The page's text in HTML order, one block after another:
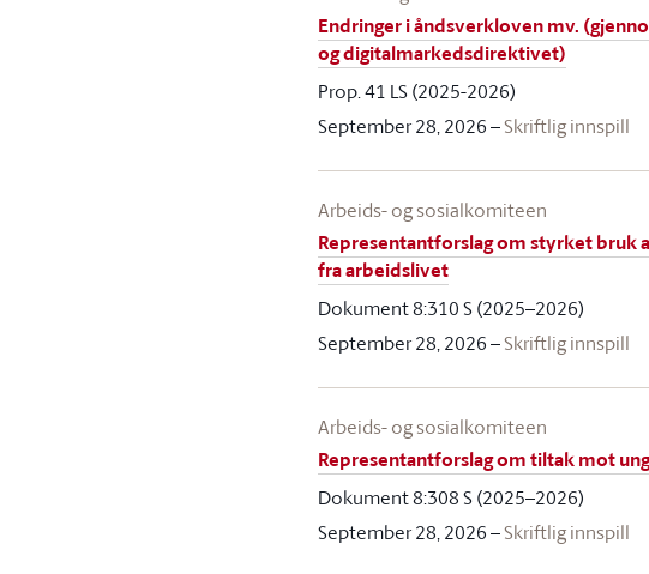
Endringer i åndsverkloven mv.
og digitalmarkedsdirektivet)
Prop. 41 LS (2025-2026)
September 28, 2026–Skriftlig innspill
Arbeids- og sosialkomiteen
Representantforslag om styrket bruk
fra arbeidslivet
Dokument 8:310 S (2025–2026)
September 28, 2026–Skriftlig innspill
Arbeids- og sosialkomiteen
Representantforslag om tiltak mot
Dokument 8:308 S (2025–2026)
September 28, 2026–Skriftlig innspill